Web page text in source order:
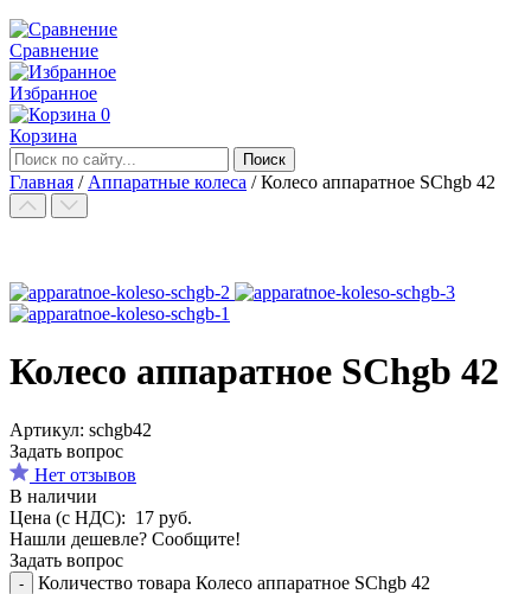
Сравнение
Избранное
0
Корзина
Главная / Аппаратные колеса /Колесо аппаратное SChgb 42
Колесо аппаратное SChgb 42
Aртикул: schgb42
Задать вопрос
Нет отзывов
В наличии
Цена (с НДС): 17 руб.
Нашли дешевле? Сообщите!
Задать вопрос
- Количество товара Колесо аппаратное SChgb 42